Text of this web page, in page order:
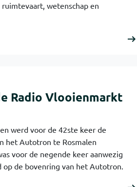
wetenschap en
Radio Vlooienmarkt
werd voor de 42ste keer de
het Autotron te Rosmalen
voor de negende keer aanwezig
de bovenring van het Autotron.